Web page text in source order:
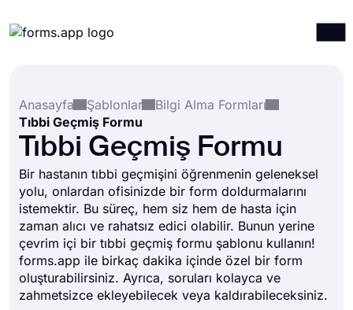
Entegrasyonlar
Şablonlar
Kaynaklar
Fiyatlandırma
Anasayfa
Şablonlar
Bilgi Alma Formları
Tıbbi Geçmiş Formu
Tıbbi Geçmiş Formu
Bir hastanın tıbbi geçmişini öğrenmenin geleneksel
yolu, onlardan ofisinizde bir form doldurmalarını
istemektir. Bu süreç, hem siz hem de hasta için
zaman alıcı ve rahatsız edici olabilir. Bunun yerine
çevrim içi bir tıbbi geçmiş formu şablonu kullanın!
forms.app ile birkaç dakika içinde özel bir form
oluşturabilirsiniz. Ayrıca, soruları kolayca ve
zahmetsizce ekleyebilecek veya kaldırabileceksiniz.